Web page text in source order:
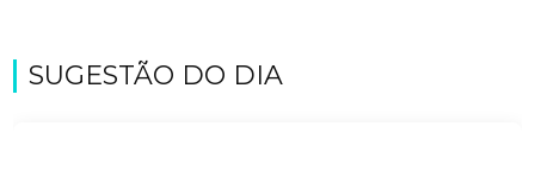
SUGESTÃO DO DIA